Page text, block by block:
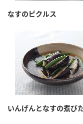
スープ
クイック調味
カンタン酢
お酢ドリンク
味ぽん
ぽん酢
かおりの蔵
ミツカングループにつ
企業理
ミツカ
ミツカンを知る
環境へ
採用情報
なすのピクルス
いんげんとなすの煮び